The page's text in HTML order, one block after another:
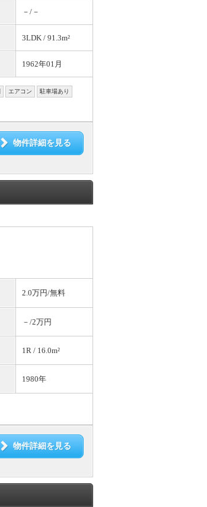
－/－
3LDK / 91.3m²
1962年01月
エアコン 駐車場あり
物件詳細を見る
2.0万円/無料
－/2万円
1R / 16.0m²
1980年
物件詳細を見る